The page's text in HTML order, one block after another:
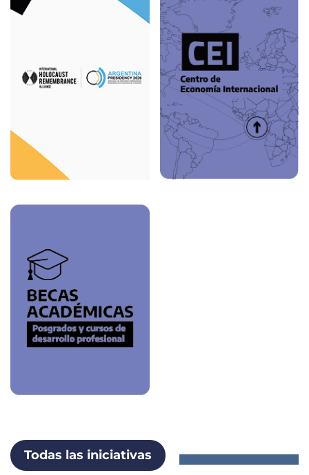
Todas las iniciativas